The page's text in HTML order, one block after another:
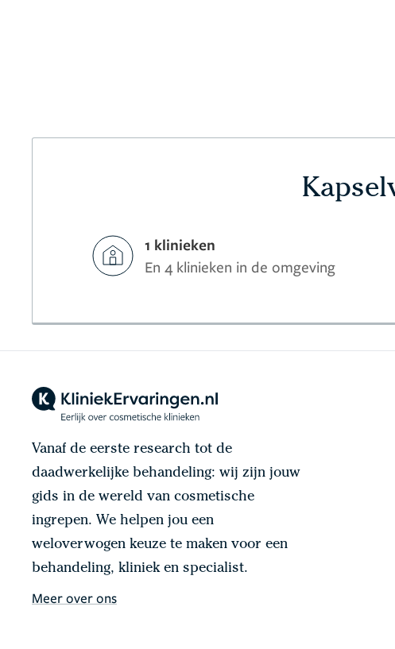
1 klinieken
En 4 klinieken in de omgeving
Vanaf de eerste research tot de
daadwerkelijke behandeling: wij zijn jouw
gids in de wereld van cosmetische
ingrepen. We helpen jou een
weloverwogen keuze te maken voor een
behandeling, kliniek en specialist.
Meer over ons